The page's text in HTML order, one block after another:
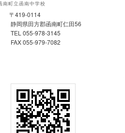
南町立函南中学校
〒419-0114
静岡県田方郡函南町仁田56
TEL 055-978-3145
FAX 055-979-7082